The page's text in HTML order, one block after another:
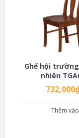
Ghế hội
nhiên
732,000
Thêm